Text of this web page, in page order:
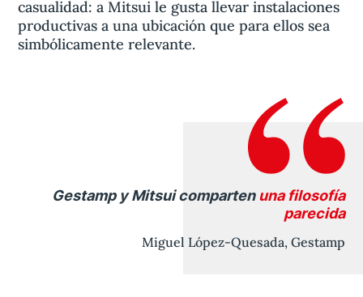
casualidad: a Mitsui le gusta llevar instalaciones
productivas a una ubicación que para ellos sea
simbólicamente relevante.
Gestamp y Mitsui compartenuna filosofía
parecida
Miguel López-Quesada, Gestamp